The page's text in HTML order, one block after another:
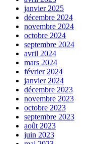
janvier 2025
décembre 2024
novembre 2024
octobre 2024
septembre 2024
avril 2024
mars 2024
février 2024
janvier 2024
décembre 2023
novembre 2023
octobre 2023
septembre 2023
août 2023
juin 2023